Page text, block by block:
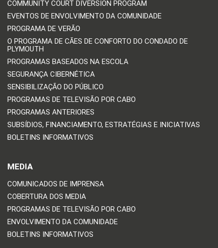
COMMUNITY COURT DIVERSION PROGRAM
EVENTOS DE ENVOLVIMENTO DA COMUNIDADE
PROGRAMA DE VERÃO
O PROGRAMA DE CÃES DE CONFORTO DO CONDADO DE
PLYMOUTH
PROGRAMAS BASEADOS NA ESCOLA
SEGURANÇA CIBERNÉTICA
SENSIBILIZAÇÃO DO PÚBLICO
PROGRAMAS DE TELEVISÃO POR CABO
PROGRAMAS ANTERIORES
SUBSÍDIOS, FINANCIAMENTO, ESTRATÉGIAS E INICIATIVAS
BOLETINS INFORMATIVOS
MEDIA
COMUNICADOS DE IMPRENSA
COBERTURA DOS MEDIA
PROGRAMAS DE TELEVISÃO POR CABO
ENVOLVIMENTO DA COMUNIDADE
BOLETINS INFORMATIVOS